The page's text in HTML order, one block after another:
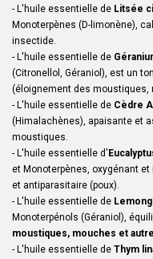
- L'huile essentielle de Litsée
Monoterpènes (D-limonène),
insectide.
- L'huile essentielle de
(Citronellol, Géraniol), est un
(éloignement des moustiques,
- L'huile essentielle de Cèdre
(Himalachènes), apaisante et
moustiques.
- L'huile essentielle d'
et Monoterpènes, oxygénant
et antiparasitaire (poux).
- L'huile essentielle de
Monoterpénols (Géraniol),
moustiques, mouches et
- L'huile essentielle de Thym